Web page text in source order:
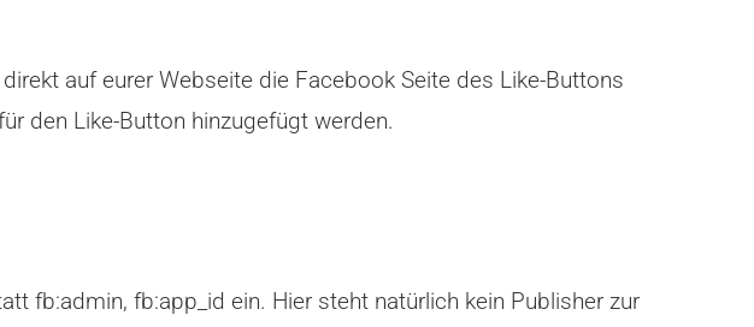
auf eurer Webseite die Facebook Seite des Like-Buttons
den Like-Button hinzugefügt werden.
fb:admin, fb:app_id ein. Hier steht natürlich kein Publisher zur